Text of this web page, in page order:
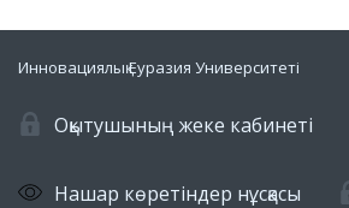
Инновациялық Еуразия Университеті
Оқытушының жеке кабинеті
Нашар көретіндер нұсқасы